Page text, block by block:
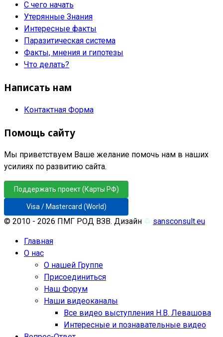
С чего начать
Утерянные Знания
Интересные факты
Паразитическая система
Факты, мнения и гипотезы
Что делать?
Написать нам
Контактная Форма
Помощь сайту
Мы приветствуем Ваше желание помочь нам в наших
усилиях по развитию сайта.
Поддержать проект (Карты РФ)
Visa / Mastercard (World)
© 2010 - 2026 ПМГ РОД ВЗВ. Дизайн ♲ sansconsult.eu
Главная
О нас
О нашей Группе
Присоединиться
Наш Форум
Наши видеоканалы
Все видео выступления Н.В. Левашова
Интересные и познавательные видео